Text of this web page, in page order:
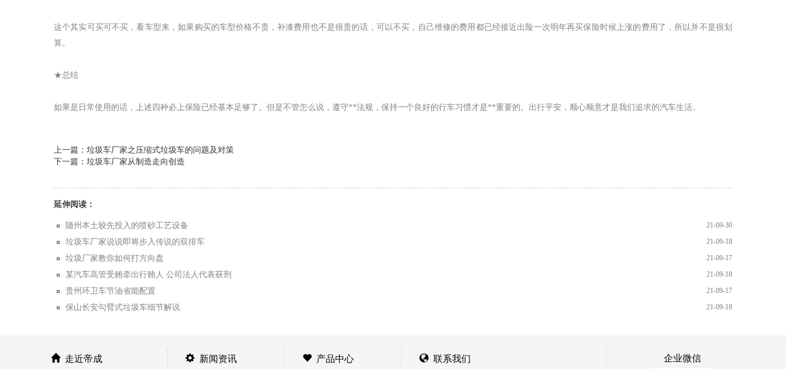
这个其实可买可不买，看车型来，如果购买的车型价格不贵，补漆费用也不是很贵的话，可以不买，自己维修的费用都已经接近出险一次明年再买保险时候上涨的费用了，所以并不是很划
算。
★总结
如果是日常使用的话，上述四种必上保险已经基本足够了。但是不管怎么说，遵守**法规，保持一个良好的行车习惯才是**重要的。出行平安，顺心顺意才是我们追求的汽车生活。
上一篇：垃圾车厂家之压缩式垃圾车的问题及对策
下一篇：垃圾车厂家从制造走向创造
延伸阅读：
随州本土较先投入的喷砂工艺设备 21-09-30
垃圾车厂家说说即将步入传说的双排车 21-09-18
垃圾厂家教你如何打方向盘 21-09-17
某汽车高管受贿牵出行贿人 公司法人代表获刑 21-09-18
贵州环卫车节油省能配置 21-09-17
保山长安勾臂式垃圾车细节解说 21-09-18
走近帝成 新闻资讯 产品中心 联系我们 企业微信